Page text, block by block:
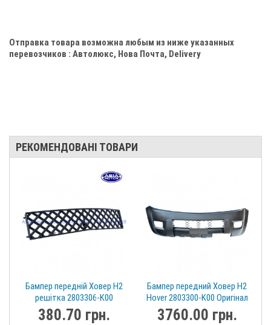
Отправка товара возможна любым из ниже указанных
перевозчиков : Автолюкс, Нова Почта, Delivery
РЕКОМЕНДОВАНІ ТОВАРИ
Бампер передній Ховер H2
решітка 2803306-K00
380.70 грн.
Бампер передний Ховер H2
Hover 2803300-K00 Оригінал
3760.00 грн.